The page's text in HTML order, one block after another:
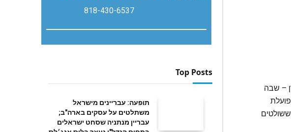
– שבה
818-430-6537
Top Posts
תופעה: עבריינים מישראל
משתלטים על עסקים בארה"ב;
עבריין מנתניה שסחט ישראלים